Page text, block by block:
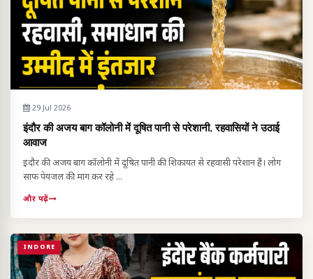
29 Jul 2026
इंदौर की अजय बाग कॉलोनी में दूषित पानी से परेशानी, रहवासियों ने उठाई
आवाज
इंदौर की अजय बाग कॉलोनी में दूषित पानी की शिकायत से रहवासी परेशान हैं। लोग
साफ पेयजल की मांग कर रहे ...
और पढ़ें
INDORE